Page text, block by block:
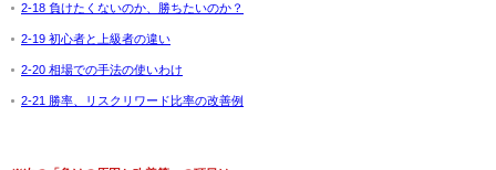
2-18 負けたくないのか、勝ちたいのか？
2-19 初心者と上級者の違い
2-20 相場での手法の使いわけ
2-21 勝率、リスクリワード比率の改善例